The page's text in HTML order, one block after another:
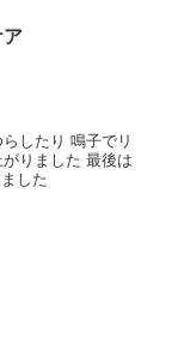
鳴子でリ
した 最後は
ました